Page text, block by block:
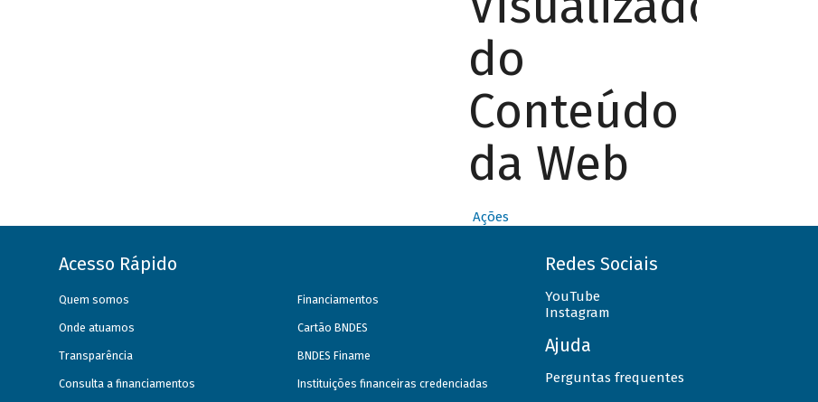
do
Conteúdo
da Web
Ações
Acesso Rápido
Quem somos
Onde atuamos
Transparência
Consulta a financiamentos
Financiamentos
Cartão BNDES
BNDES Finame
Instituições financeiras credenciadas
Redes Sociais
YouTube
Instagram
Ajuda
Perguntas frequentes